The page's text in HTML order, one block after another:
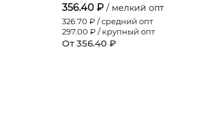
356.40 ₽ / мелкий опт
326.70 ₽ / средний опт
297.00 ₽ / крупный опт
От 356.40 ₽